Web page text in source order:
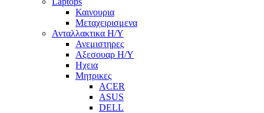
Καινουρια
Μεταχειρισμενα
Ανταλλακτικα H/Y
Ανεμιστηρες
Αξεσουαρ Η/Υ
Ηχεια
Μητρικες
ACER
ASUS
DELL